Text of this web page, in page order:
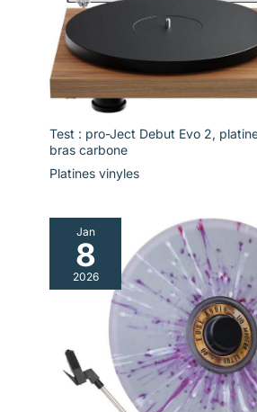
Test : pro-Ject Debut Evo 2,
bras carbone
Platines vinyles
Jan
8
2026